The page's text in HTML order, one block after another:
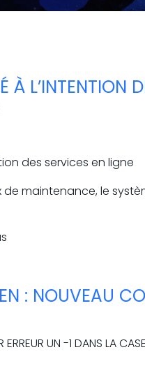
À L’INTENTION
des services en ligne
maintenance, le
: NOUVEAU
UN -1 DANS LA